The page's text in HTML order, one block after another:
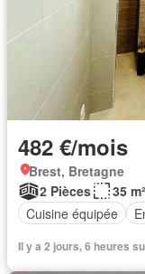
482 €/mois
Brest, Bretagne
2 Pièces
35 m²
Cuisine équipée
Il y a 2 jours, 6 heures